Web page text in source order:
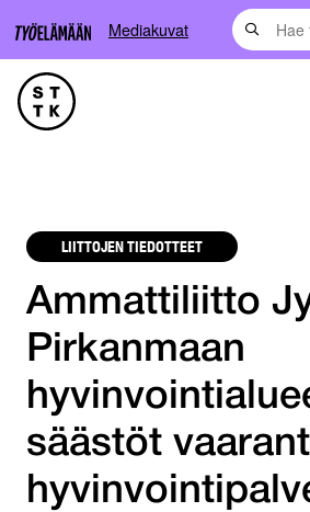
Mediakuvat
LIITTOJEN TIEDOTTEET
Ammattiliitto
Pirkanmaan
säästöt